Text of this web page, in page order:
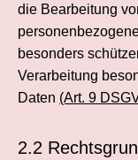
die Bearbeitung
besonders
Verarbeitung
Daten (Art. 9
2.2